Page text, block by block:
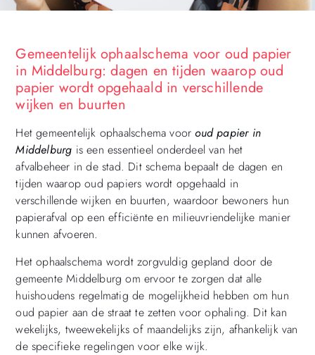
Gemeentelijk ophaalschema voor oud papier
in Middelburg: dagen en tijden waarop oud
papier wordt opgehaald in verschillende
wijken en buurten
Het gemeentelijk ophaalschema vooroud papier in
Middelburg is een essentieel onderdeel van het
afvalbeheer in de stad. Dit schema bepaalt de dagen en
tijden waarop oud papiers wordt opgehaald in
verschillende wijken en buurten, waardoor bewoners hun
papierafval op een efficiënte en milieuvriendelijke manier
kunnen afvoeren.
Het ophaalschema wordt zorgvuldig gepland door de
gemeente Middelburg om ervoor te zorgen dat alle
huishoudens regelmatig de mogelijkheid hebben om hun
oud papier aan de straat te zetten voor ophaling. Dit kan
wekelijks, tweewekelijks of maandelijks zijn, afhankelijk van
de specifieke regelingen voor elke wijk.